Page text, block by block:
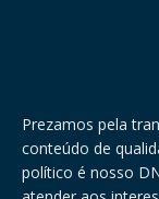
Prezamos pela
conteúdo de
político é nosso